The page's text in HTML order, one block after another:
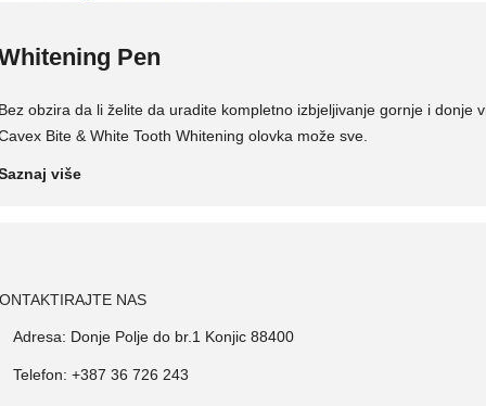
Pen
obzira da li želite da uradite kompletno izbjeljivanje gornje i donje
Bite & White Tooth Whitening olovka može sve.
više
NAS
Adresa: Donje Polje do br.1 Konjic 88400
Telefon: +387 36 726 243